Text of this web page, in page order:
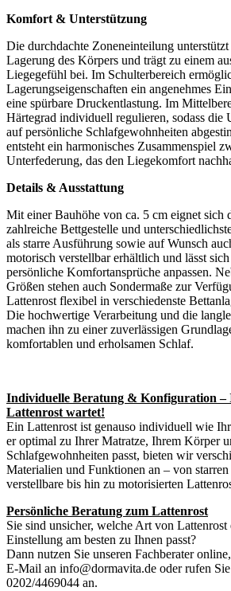
Komfort & Unterstützung
Die durchdachte Zoneneinteilung
Lagerung des Körpers und trägt zu einem
Liegegefühl bei. Im Schulterbereich
Lagerungseigenschaften ein angenehmes
eine spürbare Druckentlastung. Im
Härtegrad individuell regulieren, sodass die
auf persönliche Schlafgewohnheiten
entsteht ein harmonisches Zusammenspiel
Unterfederung, das den Liegekomfort
Details & Ausstattung
Mit einer Bauhöhe von ca. 5 cm eignet sich
zahlreiche Bettgestelle und
als starre Ausführung sowie auf Wunsch
motorisch verstellbar erhältlich und lässt
persönliche Komfortansprüche anpassen.
Größen stehen auch Sondermaße zur
Lattenrost flexibel in verschiedenste
Die hochwertige Verarbeitung und die
machen ihn zu einer zuverlässigen
komfortablen und erholsamen Schlaf.
Individuelle Beratung & Konfiguration
Lattenrost wartet!
Ein Lattenrost ist genauso individuell wie
er optimal zu Ihrer Matratze, Ihrem Körper
Schlafgewohnheiten passt, bieten wir
Materialien und Funktionen an – von
verstellbare bis hin zu motorisierten
Persönliche Beratung zum Lattenrost
Sie sind unsicher, welche Art von Lattenrost
Einstellung am besten zu Ihnen passt?
Dann nutzen Sie unseren Fachberater
E-Mail an info@dormavita.de oder rufen
0202/4469044 an.